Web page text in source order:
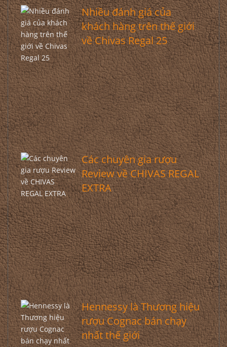
Nhiều đánh giá của
khách hàng trên thế giới
về Chivas Regal 25
Các chuyên gia rượu
Review về CHIVAS REGAL
EXTRA
Hennessy là Thương hiệu
rượu Cognac bán chạy
nhất thế giới